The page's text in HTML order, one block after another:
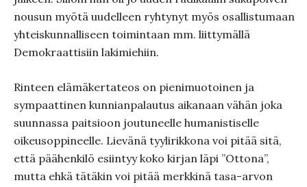
nousun myötä uudelleen ryhtynyt myös osallistumaan
yhteiskunnalliseen toimintaan mm. liittymällä
Demokraattisiin lakimiehiin.
Rinteen elämäkertateos on pienimuotoinen ja
sympaattinen kunnianpalautus aikanaan vähän joka
suunnassa paitsioon joutuneelle humanistiselle
oikeusoppineelle. Lievänä tyylirikkona voi pitää sitä,
että päähenkilö esiintyy koko kirjan läpi ”Ottona”,
mutta ehkä tätäkin voi pitää merkkinä tasa-arvon